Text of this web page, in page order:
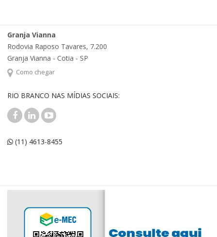
Granja Vianna
Rodovia Raposo Tavares, 7.200
Granja Vianna - Cotia - SP
Como chegar
RIO BRANCO NAS MÍDIAS SOCIAIS:
(11) 4613-8455